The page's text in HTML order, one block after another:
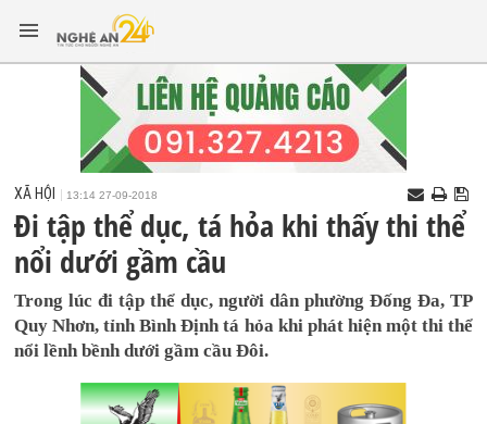
XÃ HỘI 13:14 27-09-2018
Đi tập thể dục, tá hỏa khi thấy thi thể
nổi dưới gầm cầu
Trong lúc đi tập thể dục, người dân phường Đống Đa, TP
Quy Nhơn, tỉnh Bình Định tá hỏa khi phát hiện một thi thể
nổi lềnh bềnh dưới gầm cầu Đôi.